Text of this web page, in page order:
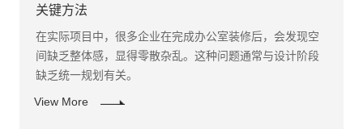
关键方法
在实际项目中，很多企业在完成办公室装修后，会发现空
间缺乏整体感，显得零散杂乱。这种问题通常与设计阶段
缺乏统一规划有关。
View More